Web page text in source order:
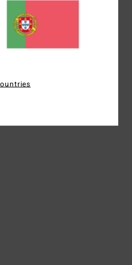
logótipo atrás, no centro